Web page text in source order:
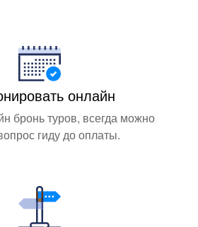
онлайн
бронь туров, всегда можно
гиду до оплаты.